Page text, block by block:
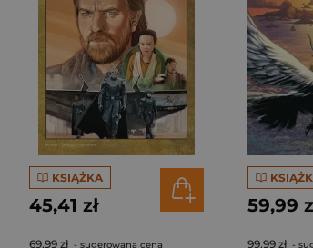
KSIĄŻKA
45,41 zł
69,99 zł - sugerowana cena
59,99
99,99 zł -